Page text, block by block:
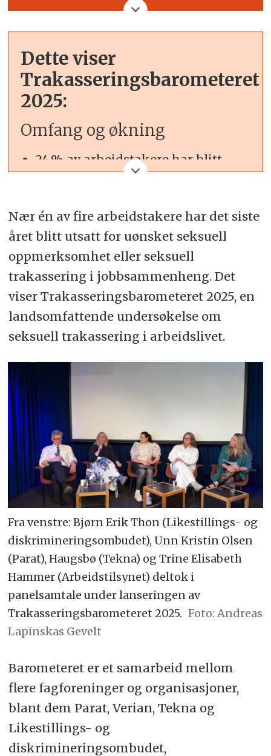
Dette viser
Trakasseringsbarometeret
2025:
Omfang og økning
24 % av arbeidstakere har blitt
trakassering det siste året (opp fra
21 % i 2023)
Blant menn under 30 år er andelen
som er utsatt 34 %
Helsekonsekvenser
43 % av de utsatte oppgir psykiske
plager:
17 % lavere selvfølelse
17 % sinne eller frustrasjon
16 % stress, uro eller angst
Særlig utsatte grupper
67 % med kjønnsoverskridende
uttrykk
47 % med etnisk
minoritetsbakgrunn
41 % med funksjonsnedsettelse
eller annen seksuell orientering
enn heterofil
Varsling og konsekvenser
Nær én av fire arbeidstakere har det siste
året blitt utsatt for uønsket seksuell
oppmerksomhet eller seksuell
trakassering i jobbsammenheng. Det
viser Trakasseringsbarometeret 2025, en
landsomfattende undersøkelse om
seksuell trakassering i arbeidslivet.
Fra venstre: Bjørn Erik Thon (Likestillings- og
diskrimineringsombudet), Unn Kristin Olsen
(Parat), Haugsbø (Tekna) og Trine Elisabeth
Hammer (Arbeidstilsynet) deltok i
panelsamtale under lanseringen av
Trakasseringsbarometeret 2025. Foto: Andreas
Lapinskas Gevelt
Barometeret er et samarbeid mellom
flere fagforeninger og organisasjoner,
blant dem Parat, Verian, Tekna og
Likestillings- og
diskrimineringsombudet,